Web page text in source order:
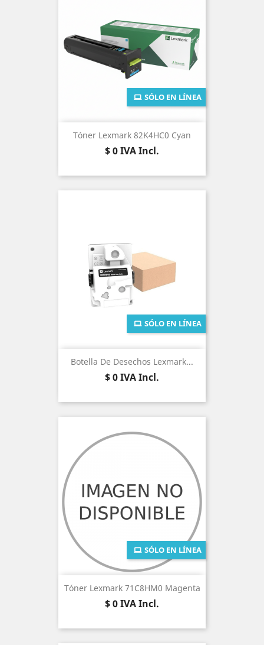
Tóner Lexmark 82K4HC0 Cyan
Precio
$ 0IVA Incl.
SÓLO EN LÍNEA
Botella De Desechos Lexmark...
Precio
$ 0IVA Incl.
SÓLO EN LÍNEA
Tóner Lexmark 71C8HM0 Magenta
Precio
$ 0IVA Incl.
SÓLO EN LÍNEA